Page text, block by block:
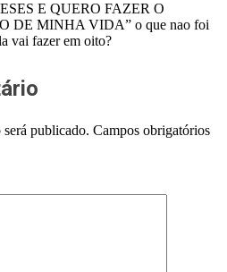
E QUERO FAZER O
DE MINHA VIDA” o que nao foi
vai fazer em oito?
será publicado. Campos obrigatórios